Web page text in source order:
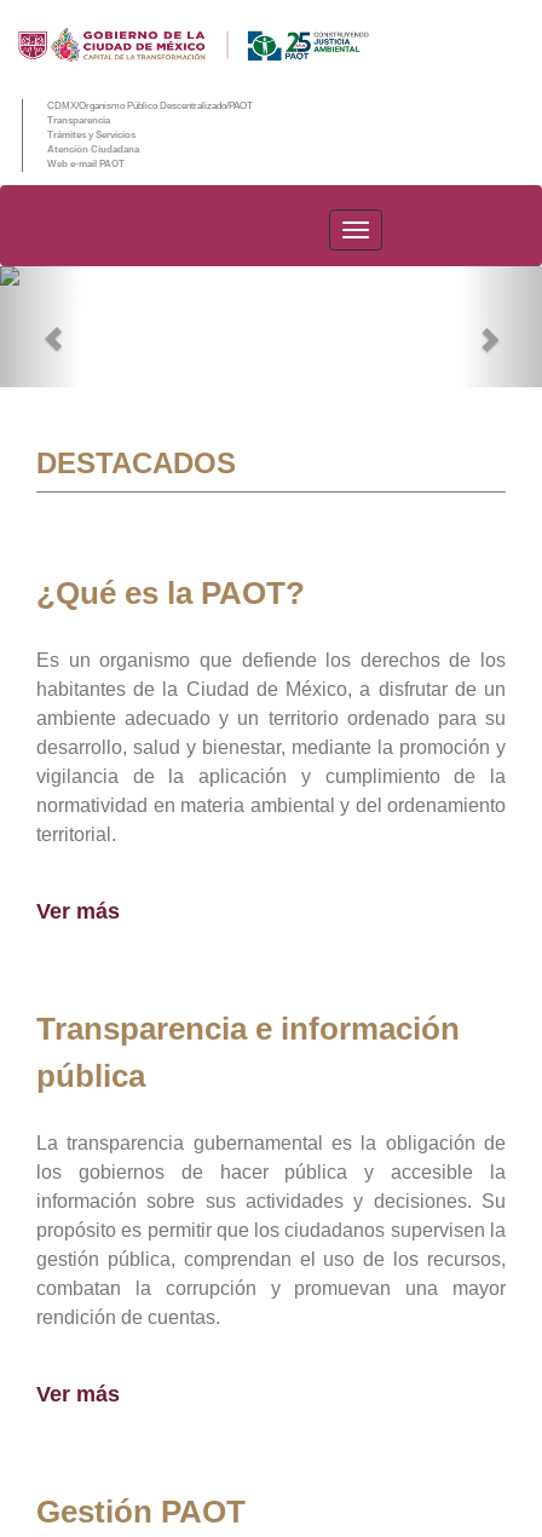
CDMX/Organismo Público Descentralizado/PAOT
Transparencia
Trámites y Servicios
Atención Ciudadana
Web e-mail PAOT
PAOT
DESTACADOS
¿Qué es la PAOT?
Es un organismo que defiende los derechos de los
habitantes de la Ciudad de México, a disfrutar de un
ambiente adecuado y un territorio ordenado para su
desarrollo, salud y bienestar, mediante la promoción y
vigilancia de la aplicación y cumplimiento de la
normatividad en materia ambiental y del ordenamiento
territorial.
Ver más
Transparencia e información
pública
La transparencia gubernamental es la obligación de
los gobiernos de hacer pública y accesible la
información sobre sus actividades y decisiones. Su
propósito es permitir que los ciudadanos supervisen la
gestión pública, comprendan el uso de los recursos,
combatan la corrupción y promuevan una mayor
rendición de cuentas.
Ver más
Gestión PAOT